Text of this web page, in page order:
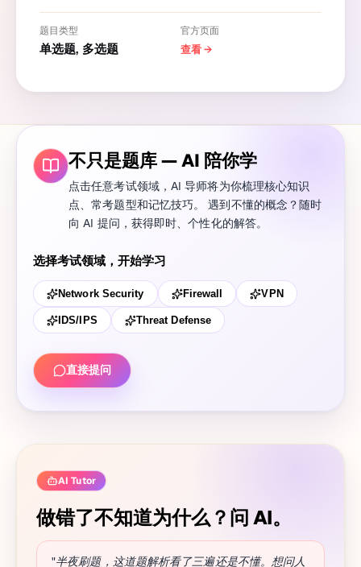
题目类型
单选题, 多选题
官方页面
查看→
不只是题库 — AI 陪你学
点击任意考试领域，AI 导师将为你梳理核心知识
点、常考题型和记忆技巧。 遇到不懂的概念？随时
向 AI 提问，获得即时、个性化的解答。
选择考试领域，开始学习
Network Security Firewall VPN
IDS/IPS Threat Defense
直接提问
AI Tutor
做错了不知道为什么？问 AI。
"半夜刷题，这道题解析看了三遍还是不懂。想问人